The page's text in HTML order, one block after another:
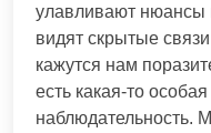
улавливают нюансы
видят скрытые
кажутся нам
есть какая-то
наблюдательность.